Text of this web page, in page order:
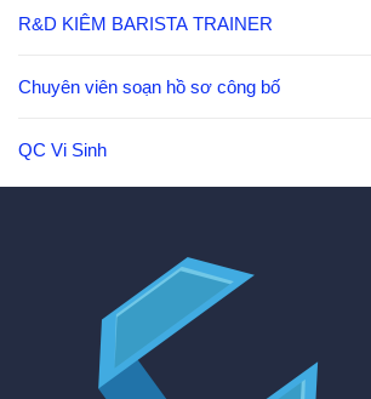
R&D KIÊM BARISTA TRAINER
Chuyên viên soạn hồ sơ công bố
QC Vi Sinh